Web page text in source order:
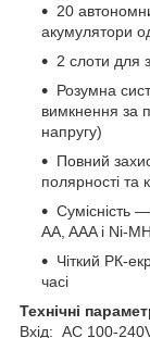
20
акумулятори
2 слоти для
Розумна
вимкнення за
напругу)
Повний
полярності та
Сумісність
AA, AAA і Ni-
Чіткий РК-
часі
Технічні
Вхід: AC 100-